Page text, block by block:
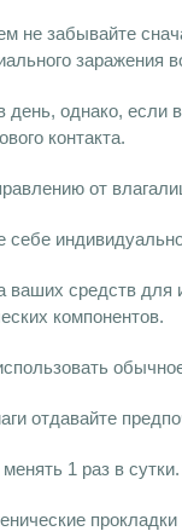
не забывайте
заражения
однако, если
контакта.
от
себе
ваших средств
компонентов.
отдавайте
1 раз в сутки.